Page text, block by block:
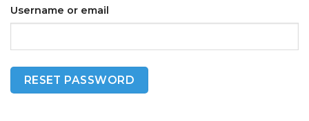
Username or email
RESET PASSWORD